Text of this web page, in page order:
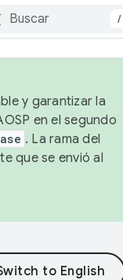
/
y garantizar la
en el segundo
. La rama del
que se envió al